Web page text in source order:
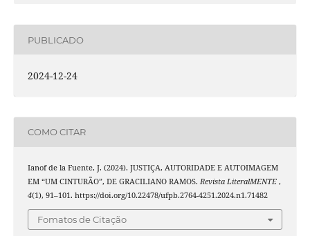
PUBLICADO
2024-12-24
COMO CITAR
Ianof de la Fuente, J. (2024). JUSTIÇA, AUTORIDADE E AUTOIMAGEM
EM “UM CINTURÃO”, DE GRACILIANO RAMOS. Revista LiteralMENTE ,
4(1), 91–101. https://doi.org/10.22478/ufpb.2764-4251.2024.n1.71482
Fomatos de Citação